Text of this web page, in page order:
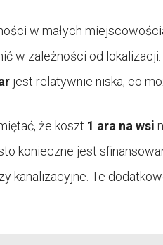
w małych
w zależności od
jest relatywnie niska, co
że koszt 1 ara na wsi
konieczne jest
kanalizacyjne. Te